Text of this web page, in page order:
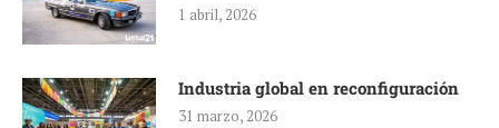
1 abril, 2026
Industria global en reconfiguración
31 marzo, 2026